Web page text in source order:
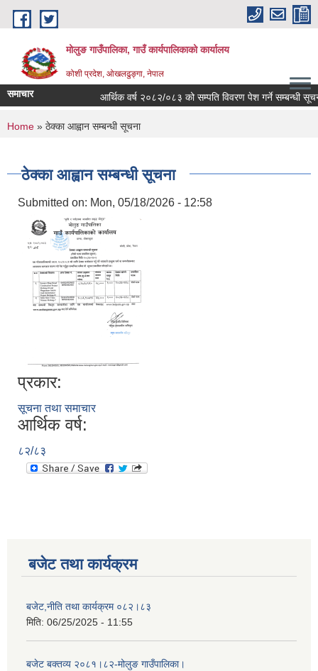
Skip to main content
मोलुङ गाउँपालिका, गाउँ कार्यपालिकाको कार्यालय
कोशी प्रदेश, ओखलढुङ्गा, नेपाल
समाचार आर्थिक वर्ष २०८२/०८३ को सम्पति विवरण पेश गर्ने सम्बन्धी सूचना
You are here
Home » ठेक्का आह्वान सम्बन्धी सूचना
ठेक्का आह्वान सम्बन्धी सूचना
Submitted on: Mon, 05/18/2026 - 12:58
प्रकार:
सूचना तथा समाचार
आर्थिक वर्ष:
८२/८३
बजेट तथा कार्यक्रम
बजेट,नीति तथा कार्यक्रम ०८२।८३
मिति: 06/25/2025 - 11:55
बजेट बक्तव्य २०८१।८२-मोलुङ गाउँपालिका।